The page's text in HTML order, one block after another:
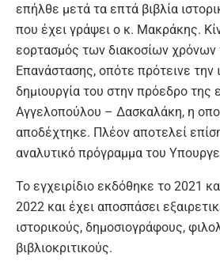
επήλθε μετά τα επτά βιβλία
που έχει γράψει ο κ. Μακράκης.
εορτασμός των διακοσίων χρόνων
Επανάστασης, οπότε πρότεινε την
δημιουργία του στην πρόεδρο της
Αγγελοπούλου – Δασκαλάκη, η
αποδέχτηκε. Πλέον αποτελεί
αναλυτικό πρόγραμμα του
Το εγχειρίδιο εκδόθηκε το 2021
2022 και έχει αποσπάσει
ιστορικούς, δημοσιογράφους,
βιβλιοκριτικούς.